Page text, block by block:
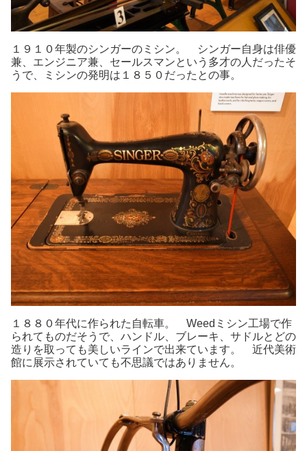
１９１０年製のシンガーのミシン。 シンガー自身は俳優
兼、エンジニア兼、セールスマンという多才の人だったそ
うで、ミシンの発明は１８５０だったとの事。
１８８０年代に作られた自転車。 Weedミシン工場で作
られてものだそうで、ハンドル、ブレーキ、サドルとどの
造りを取っても美しいラインで出来ています。 近代美術
館に展示されていても不思議ではありません。